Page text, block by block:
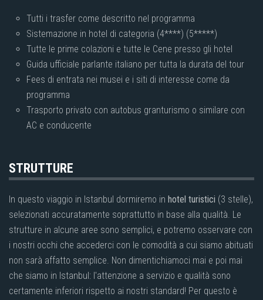
Tutti i trasfer come descritto nel programma
Sistemazione in hotel di categoria (4****) (5*****)
Tutte le prime colazioni e tutte le Cene presso gli hotel
Guida ufficiale parlante italiano per tutta la durata del tour
Fees di entrata nei musei e i siti di interesse come da
programma
Trasporto privato con autobus granturismo o similare con
AC e conducente
STRUTTURE
In questo viaggio in Istanbul dormiremo in hotel turistici (3 stelle),
selezionati accuratamente soprattutto in base alla qualità. Le
strutture in alcune aree sono semplici, e potremo osservare con
i nostri occhi che accederci con le comodità a cui siamo abituati
non sarà affatto semplice. Non dimentichiamoci mai e poi mai
che siamo in Istanbul: l'attenzione a servizio e qualità sono
certamente inferiori rispetto ai nostri standard! Per questo è